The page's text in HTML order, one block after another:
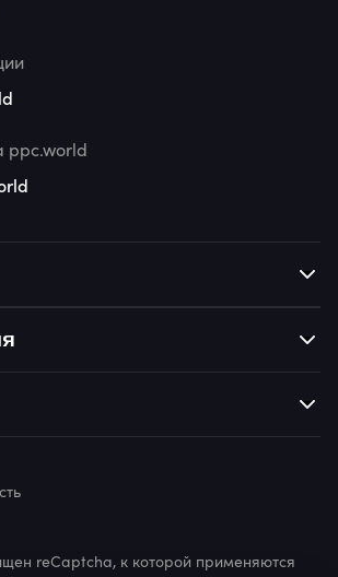
ppc.world
reCaptcha, к которой применяются